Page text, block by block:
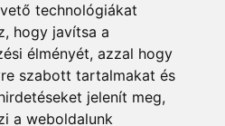
technológiákat
hogy javítsa a
élményét, azzal hogy
szabott tartalmakat és
jelenít meg,
a weboldalunk
fizetési módok